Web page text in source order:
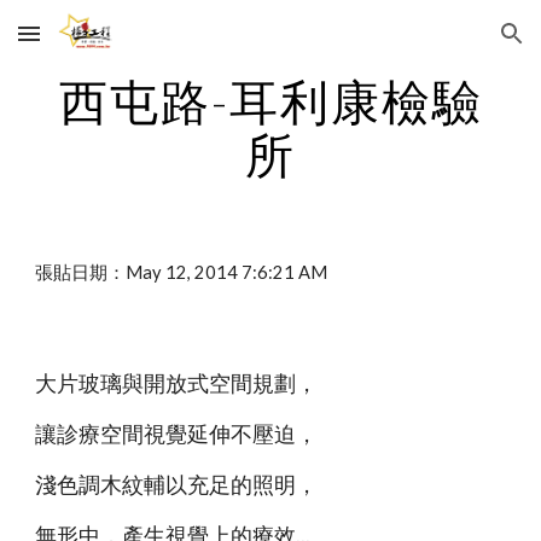
Skip to main content Skip to navigation
西屯路-耳利康檢驗
所
張貼日期：May 12, 2014 7:6:21 AM
大片玻璃與開放式空間規劃，
讓診療空間視覺延伸不壓迫，
淺色調木紋輔以充足的照明，
無形中，產生視覺上的療效...